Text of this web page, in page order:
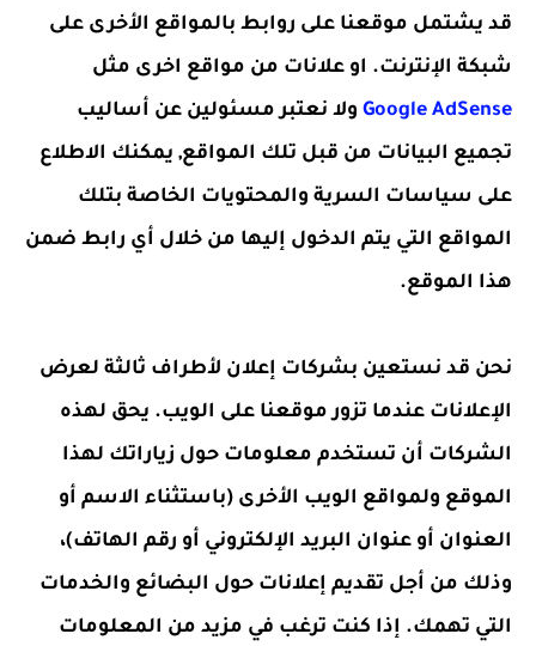
قد يشتمل موقعنا على روابط بالمواقع الأخرى على
شبكة الإنترنت. او علانات من مواقع اخرى مثل
Google AdSense ولا نعتبر مسئولين عن أساليب
تجميع البيانات من قبل تلك المواقع, يمكنك الاطلاع
على سياسات السرية والمحتويات الخاصة بتلك
المواقع التي يتم الدخول إليها من خلال أي رابط ضمن
هذا الموقع.
نحن قد نستعين بشركات إعلان لأطراف ثالثة لعرض
الإعلانات عندما تزور موقعنا على الويب. يحق لهذه
الشركات أن تستخدم معلومات حول زياراتك لهذا
الموقع ولمواقع الويب الأخرى (باستثناء الاسم أو
العنوان أو عنوان البريد الإلكتروني أو رقم الهاتف)،
وذلك من أجل تقديم إعلانات حول البضائع والخدمات
التي تهمك. إذا كنت ترغب في مزيد من المعلومات